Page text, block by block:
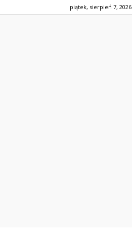
piątek, sierpień 7, 2026